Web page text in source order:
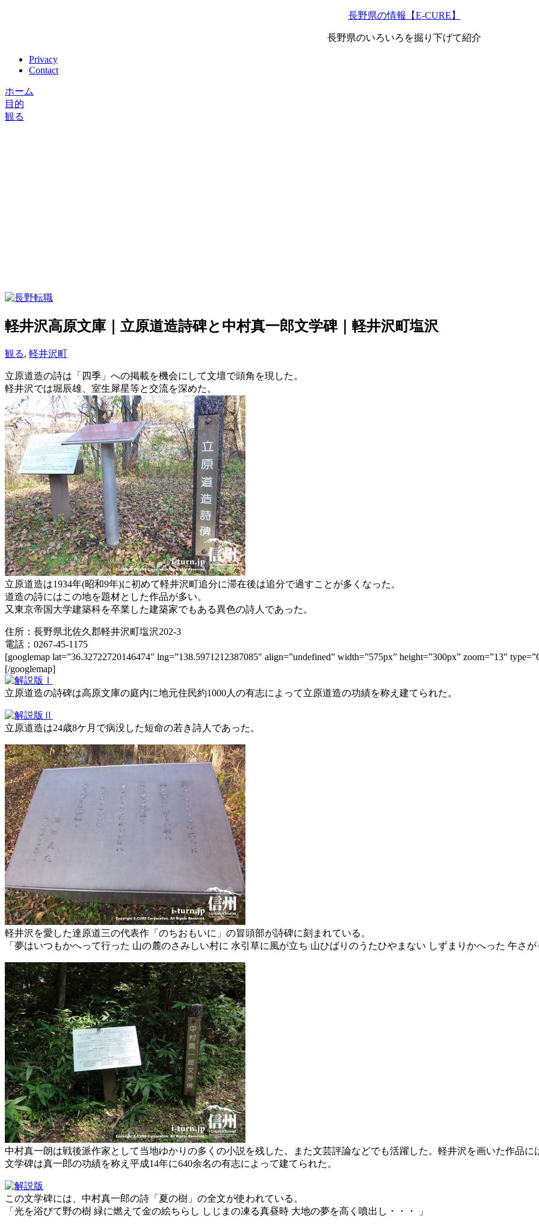
長野県の情報【E-CURE】
長野県のいろいろを掘り下げて紹介
Privacy
Contact
ホーム
目的
観る
軽井沢高原文庫｜立原道造詩碑と中村真一郎文学碑｜軽井沢町塩沢
観る, 軽井沢町
立原道造の詩は「四季」への掲載を機会にして文壇で頭角を現した。
軽井沢では堀辰雄、室生犀星等と交流を深めた。
立原道造は1934年(昭和9年)に初めて軽井沢町追分に滞在後は追分で過すことが多くなった。
道造の詩にはこの地を題材とした作品が多い。
又東京帝国大学建築科を卒業した建築家でもある異色の詩人であった。
住所：長野県北佐久郡軽井沢町塩沢202-3
電話：0267-45-1175
[googlemap lat=”36.32722720146474″ lng=”138.5971212387085″ align=”undefined” width=”575px” height=”300px” zoom=”13″
[/googlemap]
立原道造の詩碑は高原文庫の庭内に地元住民約1000人の有志によって立原道造の功績を称え建てられた。
立原道造は24歳8ケ月で病没した短命の若き詩人であった。
軽井沢を愛した達原道三の代表作「のちおもいに」の冒頭部が詩碑に刻まれている。
「夢はいつもかへって行った 山の麓のさみしい村に 水引草に風が立ち 山ひばりのうたひやまない しずまりかへった 午さが
中村真一朗は戦後派作家として当地ゆかりの多くの小説を残した。また文芸評論などでも活躍した。軽井沢を画いた作品に
文学碑は真一郎の功績を称え平成14年に640余名の有志によって建てられた。
この文学碑には、中村真一郎の詩「夏の樹」の全文が使われている。
「光を浴びて野の樹 緑に燃えて金の絵ちらし しじまの凍る真昼時 大地の夢を高く噴出し・・・ 」